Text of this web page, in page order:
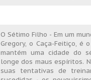
O Sétimo Filho - Em um
Gregory, o Caça-Feitiço,
mantém uma cidade do
longe dos maus espíritos.
suas tentativas de